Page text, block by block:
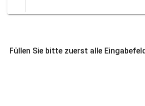
Füllen Sie bitte zuerst alle